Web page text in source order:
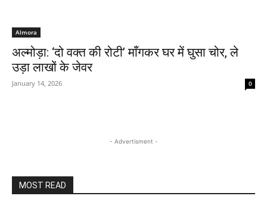
Almora
अल्मोड़ा: ‘दो वक्त की रोटी’ माँगकर घर में घुसा चोर, ले
उड़ा लाखों के जेवर
January 14, 2026 0
- Advertisment -
MOST READ